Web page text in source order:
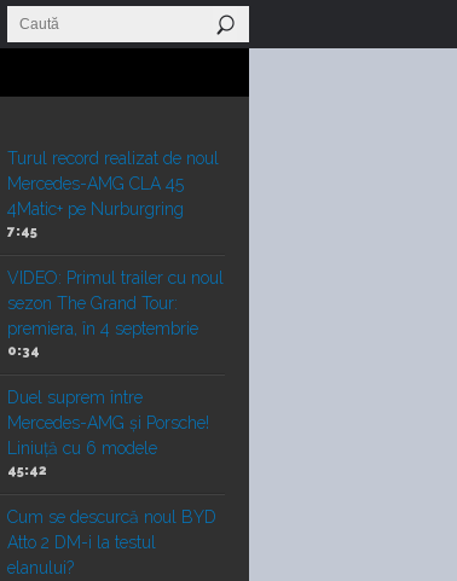
Turul record realizat de noul
Mercedes-AMG CLA 45
4Matic+ pe Nurburgring
7:45
VIDEO: Primul trailer cu noul
sezon The Grand Tour:
premiera, în 4 septembrie
0:34
Duel suprem între
Mercedes-AMG și Porsche!
Liniuță cu 6 modele
45:42
Cum se descurcă noul BYD
Atto 2 DM-i la testul
elanului?